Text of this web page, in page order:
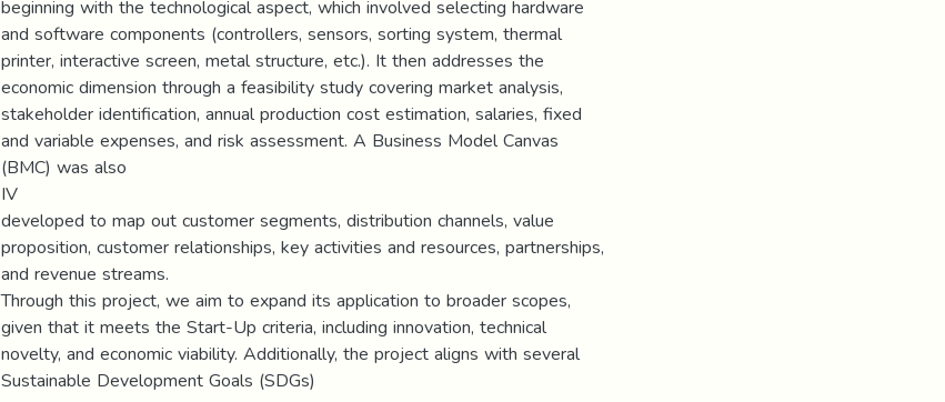
beginning with the technological aspect, which involved selecting hardware
and software components (controllers, sensors, sorting system, thermal
printer, interactive screen, metal structure, etc.). It then addresses the
economic dimension through a feasibility study covering market analysis,
stakeholder identification, annual production cost estimation, salaries, fixed
and variable expenses, and risk assessment. A Business Model Canvas
(BMC) was also
IV
developed to map out customer segments, distribution channels, value
proposition, customer relationships, key activities and resources, partnerships,
and revenue streams.
Through this project, we aim to expand its application to broader scopes,
given that it meets the Start-Up criteria, including innovation, technical
novelty, and economic viability. Additionally, the project aligns with several
Sustainable Development Goals (SDGs)